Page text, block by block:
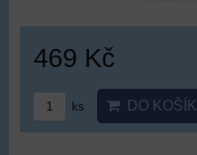
469 Kč
ks DO